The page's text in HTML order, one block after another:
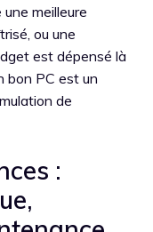
meilleure
ou une
est dépensé là
bon PC est un
de
: